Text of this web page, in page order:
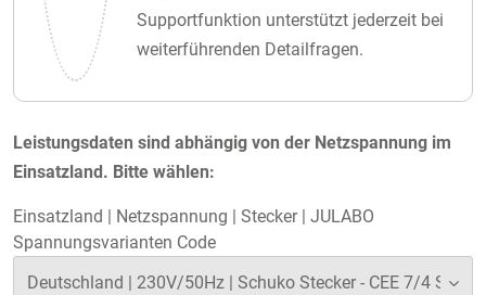
Supportfunktion unterstützt jederzeit bei
weiterführenden Detailfragen.
Leistungsdaten sind abhängig von der Netzspannung im
Einsatzland. Bitte wählen:
Einsatzland | Netzspannung | Stecker| JULABO
Spannungsvarianten Code